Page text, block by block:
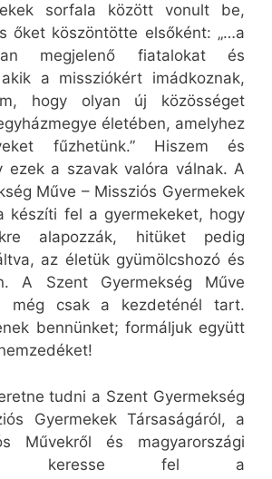
sorfala között vonult be,
őket köszöntötte elsőként: „…a
megjelenő fiatalokat és
a missziókért imádkoznak,
hogy olyan új közösséget
életében, amelyhez
fűzhetünk.” Hiszem és
ezek a szavak valóra válnak. A
Műve – Missziós Gyermekek
készíti fel a gyermekeket, hogy
alapozzák, hitüket pedig
az életük gyümölcshozó és
A Szent Gyermekség Műve
még csak a kezdeténél tart.
bennünket; formáljuk együtt
tudni a Szent Gyermekség
Gyermekek Társaságáról, a
Művekről és magyarországi
keresse fel a